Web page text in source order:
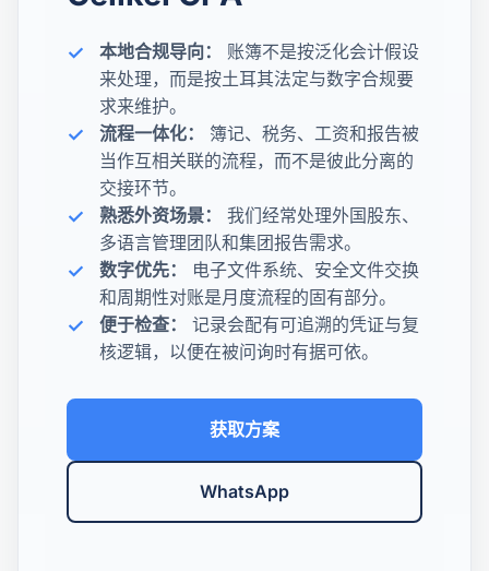
本地合规导向：
账簿不是按泛化会计假设
来处理，而是按土耳其法定与数字合规要
求来维护。
流程一体化：
簿记、税务、工资和报告被
当作互相关联的流程，而不是彼此分离的
交接环节。
熟悉外资场景：
我们经常处理外国股东、
多语言管理团队和集团报告需求。
数字优先：
电子文件系统、安全文件交换
和周期性对账是月度流程的固有部分。
便于检查：
记录会配有可追溯的凭证与复
核逻辑，以便在被问询时有据可依。
获取方案
WhatsApp